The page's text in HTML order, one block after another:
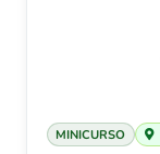
MINICURSO